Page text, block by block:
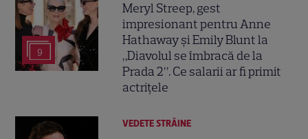
9
Meryl Streep, gest
impresionant pentru Anne
Hathaway și Emily Blunt la
„Diavolul se îmbracă de la
Prada 2”. Ce salarii ar fi primit
actrițele
VEDETE STRĂINE